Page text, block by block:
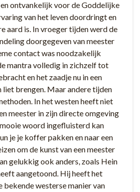
ontvankelijk voor de Goddelijke
van het leven doordringt en
aard is. In vroeger tijden werd de
doorgegeven van meester
contact was noodzakelijk
mantra volledig in zichzelf tot
en het zaadje nu in een
brengen. Maar andere tijden
In het westen heeft niet
meester in zijn directe omgeving
woord ingefluisterd kan
je je koffer pakken en naar een
om de kunst van een meester
gelukkig ook anders, zoals Hein
aangetoond. Hij heeft het
bekende westerse manier van